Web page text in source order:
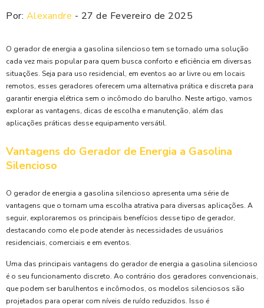
Por: Alexandre - 27 de Fevereiro de 2025
O gerador de energia a gasolina silencioso tem se tornado uma solução
cada vez mais popular para quem busca conforto e eficiência em diversas
situações. Seja para uso residencial, em eventos ao ar livre ou em locais
remotos, esses geradores oferecem uma alternativa prática e discreta para
garantir energia elétrica sem o incômodo do barulho. Neste artigo, vamos
explorar as vantagens, dicas de escolha e manutenção, além das
aplicações práticas desse equipamento versátil.
Vantagens do Gerador de Energia a Gasolina
Silencioso
O gerador de energia a gasolina silencioso apresenta uma série de
vantagens que o tornam uma escolha atrativa para diversas aplicações. A
seguir, exploraremos os principais benefícios desse tipo de gerador,
destacando como ele pode atender às necessidades de usuários
residenciais, comerciais e em eventos.
Uma das principais vantagens do gerador de energia a gasolina silencioso
é o seu funcionamento discreto. Ao contrário dos geradores convencionais,
que podem ser barulhentos e incômodos, os modelos silenciosos são
projetados para operar com níveis de ruído reduzidos. Isso é